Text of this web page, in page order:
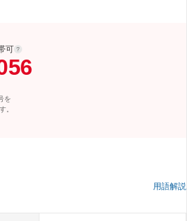
可
を
。
用語解説